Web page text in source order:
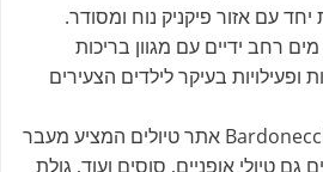
יחד עם אזור פיקניק נוח ומסודר.
רחב ידיים עם מגוון בריכות
ופעילויות בעיקר לילדים הצעירים
אתר טיולים המציע מעבר
גם טיולי אופניים, סוסים ועוד, גולת